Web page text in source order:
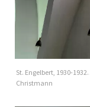
St. Engelbert, 1930-
Christmann